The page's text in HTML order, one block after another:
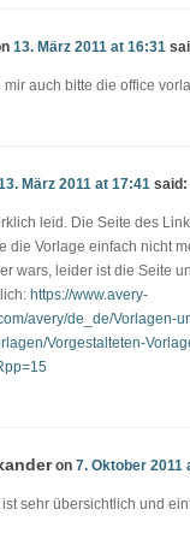
13. März 2011 at 16:31
mir auch bitte die office
März 2011 at 17:41 said:
leid. Die Seite des
die Vorlage einfach nicht
wars, leider ist die Seite
https://www.avery-
avery/de_de/Vorlagen-
Vorgestalteten-
on 7. Oktober 2011
sehr übersichtlich und